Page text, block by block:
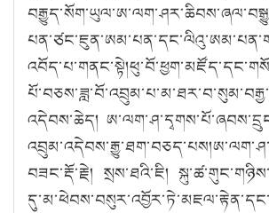
འདེབས་ཆེད།
བཟང་རྡོ་རྗེ། སྲས་ཐའི་ཇི།